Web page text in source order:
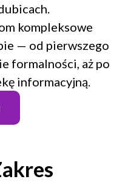
kompleksowe
— od pierwszego
formalności, aż po
informacyjną.